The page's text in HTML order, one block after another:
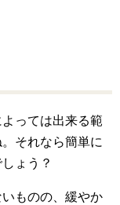
っては出来る範
それなら簡単に
ょう？
ものの、緩やか